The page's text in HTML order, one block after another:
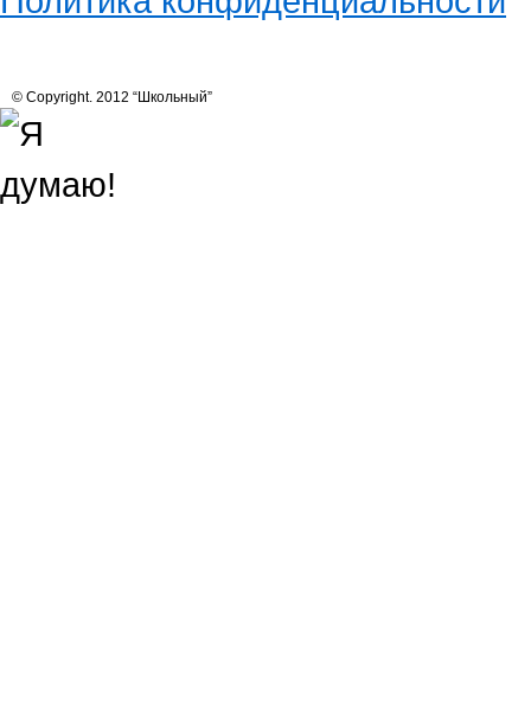
© Copyright. 2012 “Школьный”